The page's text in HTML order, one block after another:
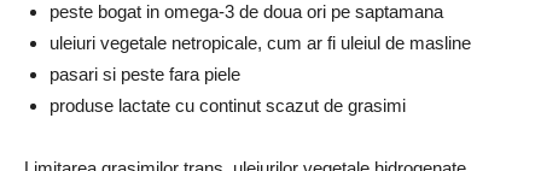
peste bogat in omega-3 de doua ori pe saptamana
uleiuri vegetale netropicale, cum ar fi uleiul de masline
pasari si peste fara piele
produse lactate cu continut scazut de grasimi